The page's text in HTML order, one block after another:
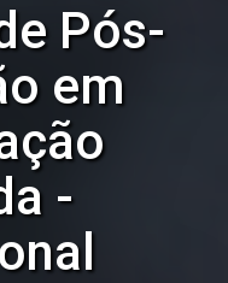
Pós-
em
-